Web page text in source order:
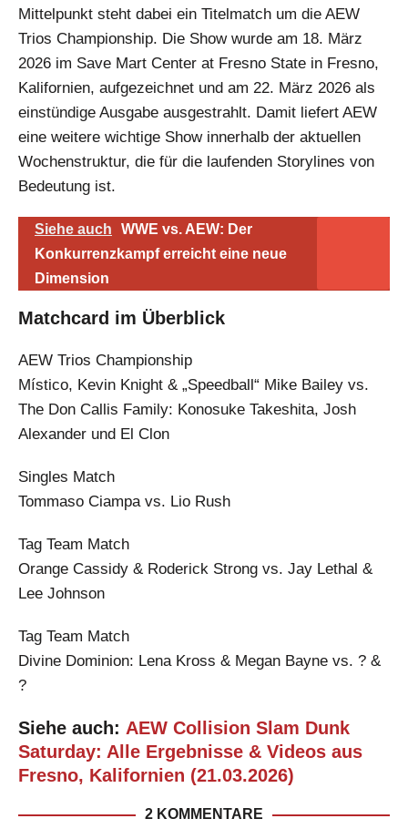
Mittelpunkt steht dabei ein Titelmatch um die AEW
Trios Championship. Die Show wurde am 18. März
2026 im Save Mart Center at Fresno State in Fresno,
Kalifornien, aufgezeichnet und am 22. März 2026 als
einstündige Ausgabe ausgestrahlt. Damit liefert AEW
eine weitere wichtige Show innerhalb der aktuellen
Wochenstruktur, die für die laufenden Storylines von
Bedeutung ist.
Siehe auch
WWE vs. AEW: Der
Konkurrenzkampf erreicht eine neue
Dimension
Matchcard im Überblick
AEW Trios Championship
Místico, Kevin Knight & „Speedball“ Mike Bailey vs.
The Don Callis Family: Konosuke Takeshita, Josh
Alexander und El Clon
Singles Match
Tommaso Ciampa vs. Lio Rush
Tag Team Match
Orange Cassidy & Roderick Strong vs. Jay Lethal &
Lee Johnson
Tag Team Match
Divine Dominion: Lena Kross & Megan Bayne vs. ? &
?
Siehe auch: AEW Collision Slam Dunk
Saturday: Alle Ergebnisse & Videos aus
Fresno, Kalifornien (21.03.2026)
2 KOMMENTARE